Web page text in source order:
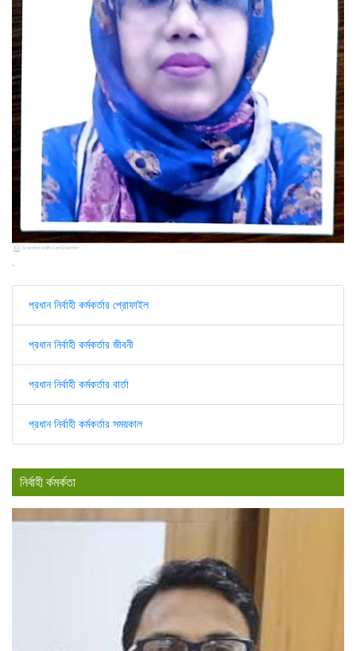
.
প্রধান নির্বাহী কর্মকর্তার প্রোফাইল
প্রধান নির্বাহী কর্মকর্তার জীবনী
প্রধান নির্বাহী কর্মকর্তার বার্তা
প্রধান নির্বাহী কর্মকর্তার সময়কাল
নির্বাহী র্কমর্কতা